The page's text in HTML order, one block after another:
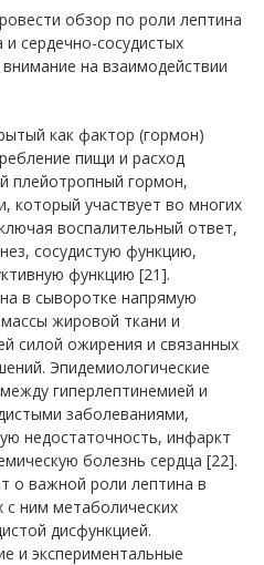
обзор по роли лептина
и сердечно-сосудистых
на взаимодействии
как фактор (гормон)
пищи и расход
плейотропный гормон,
который участвует во многих
воспалительный ответ,
сосудистую функцию,
функцию [21].
в сыворотке напрямую
жировой ткани и
силой ожирения и связанных
Эпидемиологические
гиперлептинемией и
заболеваниями,
недостаточность, инфаркт
болезнь сердца [22].
о важной роли лептина в
с ним метаболических
дисфункцией.
и экспериментальные